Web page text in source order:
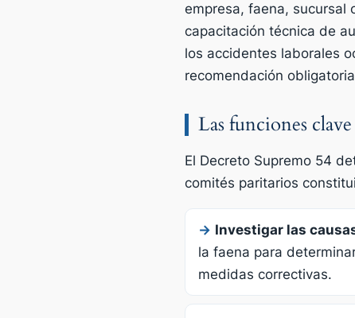
empresa, faena, sucursal
capacitación técnica de
los accidentes laborales
recomendación
Las funciones
El Decreto Supremo 54
comités paritarios
→ Investigar las
la faena para
medidas correctivas.